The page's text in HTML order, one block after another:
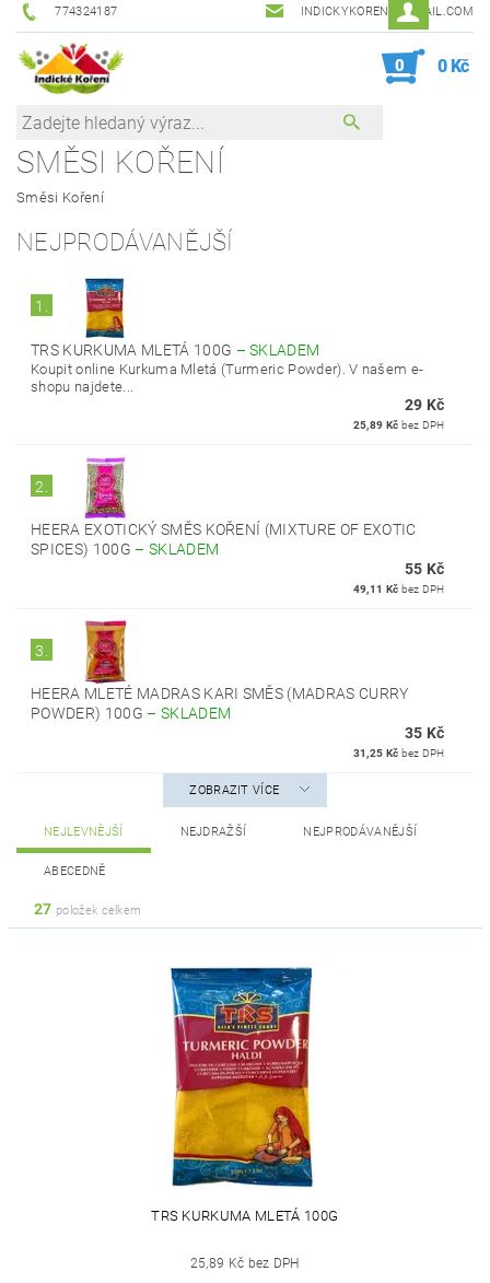
774324187 INDICKYKORENI@GMAIL.COM
0 0 Kč
SMĚSI KOŘENÍ
Směsi Koření
NEJPRODÁVANĚJŠÍ
1.
TRS KURKUMA MLETÁ 100G –SKLADEM
Koupit online Kurkuma Mletá (Turmeric Powder). V našem e-
shopu najdete...
29 Kč
25,89 Kč bez DPH
2.
HEERA EXOTICKÝ SMĚS KOŘENÍ (MIXTURE OF EXOTIC
SPICES) 100G – SKLADEM
55 Kč
49,11 Kč bez DPH
3.
HEERA MLETÉ MADRAS KARI SMĚS (MADRAS CURRY
POWDER) 100G – SKLADEM
35 Kč
31,25 Kč bez DPH
ZOBRAZIT VÍCE
NEJLEVNĚJŠÍ NEJDRAŽŠÍ NEJPRODÁVANĚJŠÍ
ABECEDNĚ
27 položek celkem
TRS KURKUMA MLETÁ 100G
25,89 Kč bez DPH